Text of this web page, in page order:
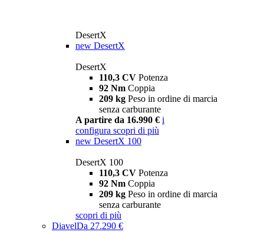
DesertX
new DesertX
DesertX
110,3 CV Potenza
92 Nm Coppia
209 kg Peso in ordine di marcia
senza carburante
A partire da 16.990 € i
configura scopri di più
new DesertX 100
DesertX 100
110,3 CV Potenza
92 Nm Coppia
209 kg Peso in ordine di marcia
senza carburante
scopri di più
DiavelDa 27.290 €